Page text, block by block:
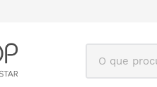
O que